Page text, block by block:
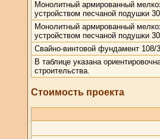
Монолитный армированный
устройством песчаной подушки
Монолитный армированный
устройством песчаной подушки
Свайно-винтовой фундамент
В таблице указана
строительства.
Стоимость проекта